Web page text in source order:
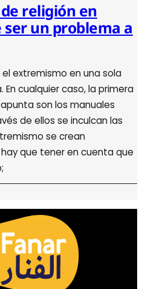
religión en
un problema a
extremismo en una sola
cualquier caso, la primera
son los manuales
de ellos se inculcan las
se crean
que tener en cuenta que